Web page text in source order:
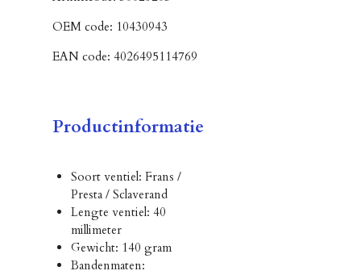
OEM code: 10430943
EAN code: 4026495114769
Productinformatie
Soort ventiel: Frans /
Presta / Sclaverand
Lengte ventiel: 40
millimeter
Gewicht: 140 gram
Bandenmaten: